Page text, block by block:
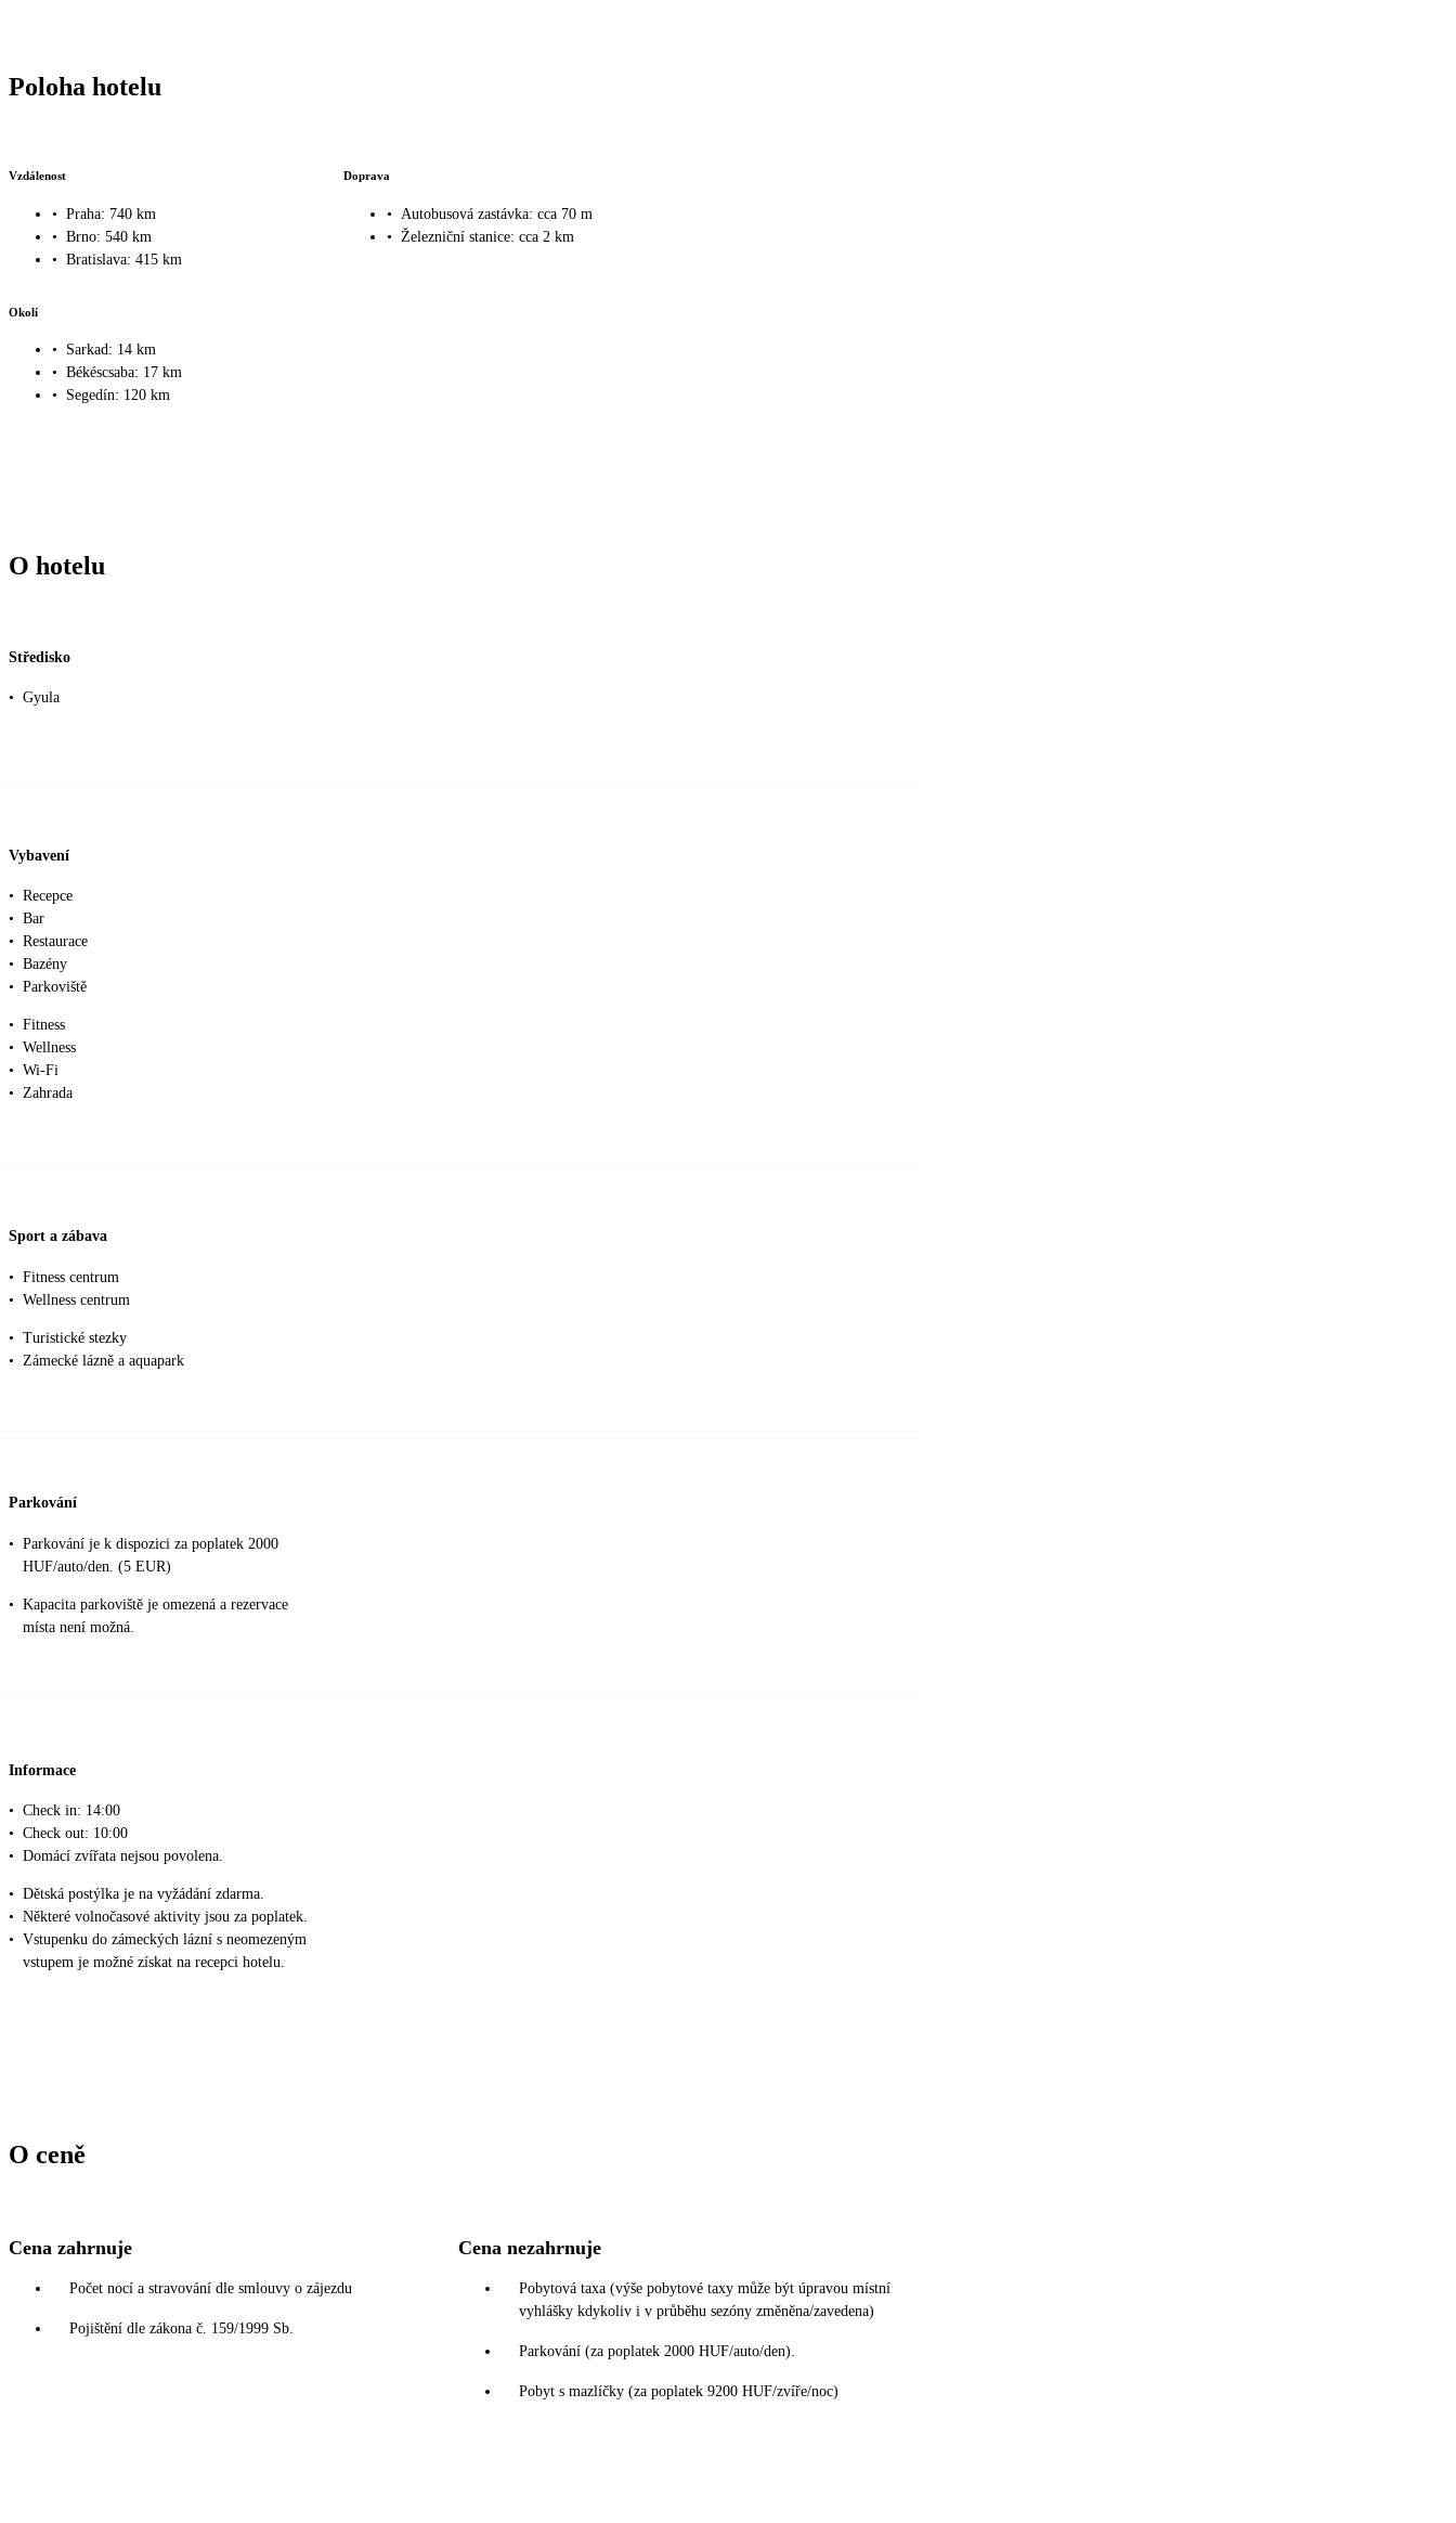
Poloha hotelu
Vzdálenost
• Praha: 740 km
• Brno: 540 km
• Bratislava: 415 km
Doprava
•
Autobusová zastávka: cca 70 m
•
Železniční stanice: cca 2 km
Okolí
•
Sarkad: 14 km
• Békéscsaba: 17 km
•
Segedín: 120 km
O hotelu
Středisko
• Gyula
Vybavení
• Recepce
• Bar
• Restaurace
• Bazény
• Parkoviště
• Fitness
• Wellness
• Wi-Fi
• Zahrada
Sport a zábava
• Fitness centrum
• Wellness centrum
• Turistické stezky
•
Zámecké lázně a aquapark
Parkování
• Parkování je k dispozici za poplatek 2000
HUF/auto/den. (5 EUR)
• Kapacita parkoviště je omezená a rezervace
místa není možná.
Informace
• Check in: 14:00
• Check out: 10:00
• Domácí zvířata nejsou povolena.
• Dětská postýlka je na vyžádání zdarma.
• Některé volnočasové aktivity jsou za poplatek.
• Vstupenku do zámeckých lázní s neomezeným
vstupem je možné získat na recepci hotelu.
O ceně
Cena zahrnuje
Počet nocí a stravování dle smlouvy o zájezdu
Pojištění dle zákona č. 159/1999 Sb.
Cena nezahrnuje
Pobytová taxa (výše pobytové taxy může být úpravou místní
vyhlášky kdykoliv i v průběhu sezóny změněna/zavedena)
Parkování (za poplatek 2000 HUF/auto/den).
Pobyt s mazlíčky (za poplatek 9200 HUF/zvíře/noc)